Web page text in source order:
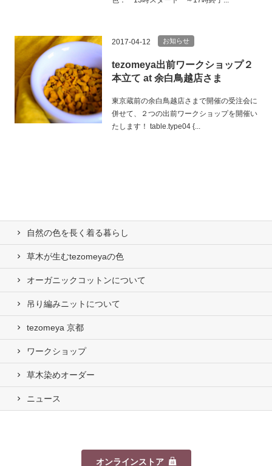
2017-04-12 お知らせ
tezomeya出前ワークショップ２
本立て at 余白鳥越店さま
東京蔵前の余白鳥越店さまで開催の受注会に
併せて、２つの出前ワークショップを開催い
たします！ table.type04 {...
自然の⾊を⻑く着る暮らし
草木が生むtezomeyaの⾊
オーガニックコットンについて
吊り編みニットについて
tezomeya 京都
ワークショップ
草木染めオーダー
ニュース
オンラインストア